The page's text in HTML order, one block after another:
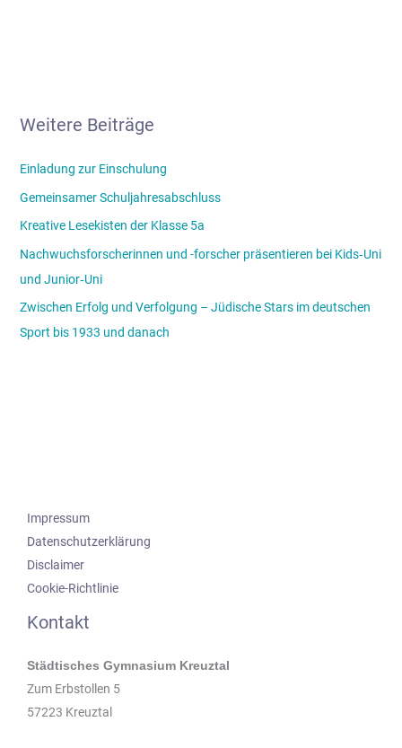
Weitere Beiträge
Einladung zur Einschulung
Gemeinsamer Schuljahresabschluss
Kreative Lesekisten der Klasse 5a
Nachwuchsforscherinnen und -forscher präsentieren bei Kids‑Uni
und Junior‑Uni
Zwischen Erfolg und Verfolgung – Jüdische Stars im deutschen
Sport bis 1933 und danach
Impressum
Datenschutzerklärung
Disclaimer
Cookie-Richtlinie
Kontakt
Städtisches Gymnasium Kreuztal
Zum Erbstollen 5
57223 Kreuztal